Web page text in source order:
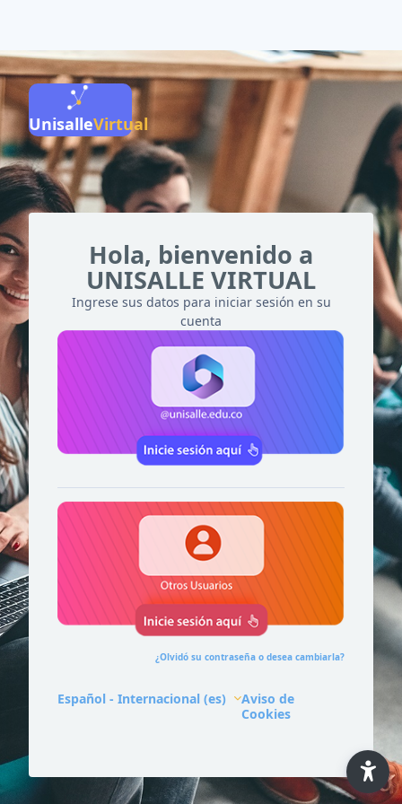
Hola, bienvenido a
UNISALLE VIRTUAL
Ingrese sus datos para iniciar sesión en su
cuenta
¿Olvidó su contraseña o desea cambiarla?
Español - Internacional ‎(es)‎
Aviso de
Cookies
UnisalleVirtual